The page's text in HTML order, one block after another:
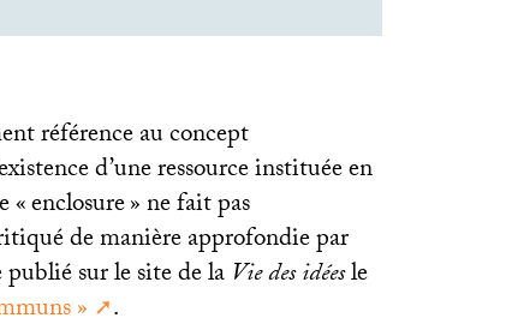
référence au concept
d’une ressource instituée en
«enclosure» ne fait pas
de manière approfondie par
sur le site de la Vie des idéesle